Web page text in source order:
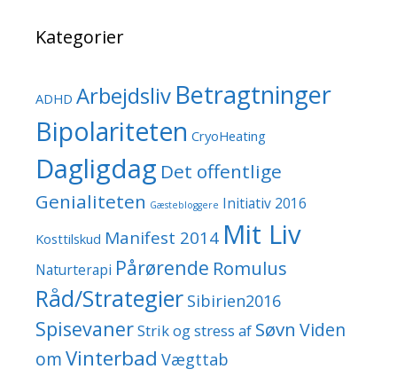
Kategorier
ADHD Arbejdsliv Betragtninger
Bipolariteten CryoHeating
Dagligdag Det offentlige
Genialiteten Gæstebloggere Initiativ 2016
Kosttilskud Manifest 2014 Mit Liv
Naturterapi Pårørende Romulus
Råd/Strategier Sibirien2016
SpisevanerStrik og stress af Søvn Viden
omVinterbad Vægttab